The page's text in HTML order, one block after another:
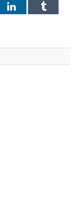
LinkedInTumblr